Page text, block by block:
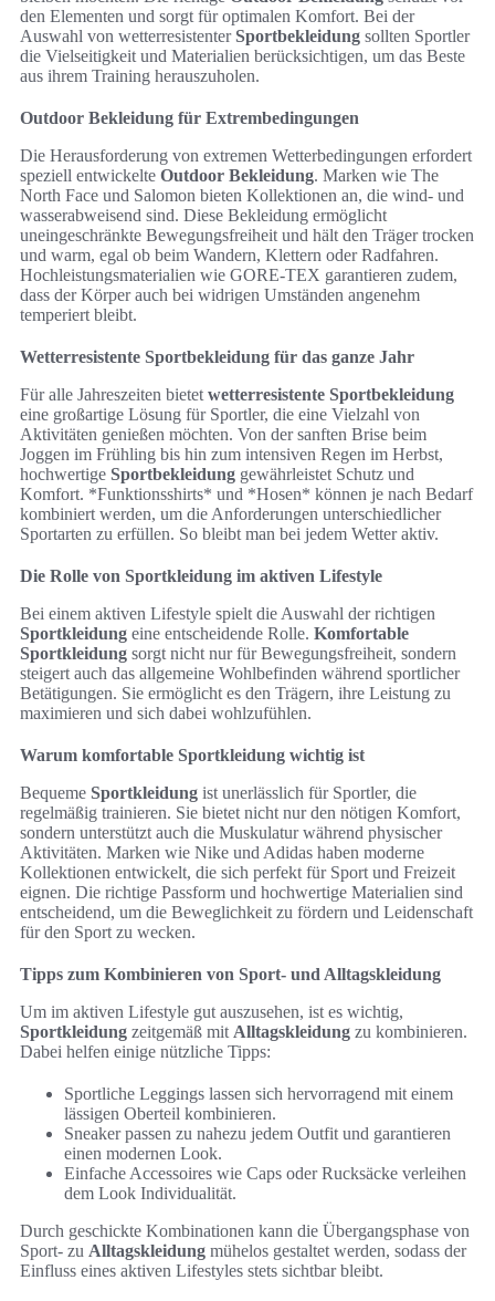
den Elementen und sorgt für optimalen Komfort. Bei der
Auswahl von wetterresistenterSportbekleidung sollten Sportler
die Vielseitigkeit und Materialien berücksichtigen, um das Beste
aus ihrem Training herauszuholen.
Outdoor Bekleidung für Extrembedingungen
Die Herausforderung von extremen Wetterbedingungen erfordert
speziell entwickelte Outdoor Bekleidung. Marken wie The
North Face und Salomon bieten Kollektionen an, die wind- und
wasserabweisend sind. Diese Bekleidung ermöglicht
uneingeschränkte Bewegungsfreiheit und hält den Träger trocken
und warm, egal ob beim Wandern, Klettern oder Radfahren.
Hochleistungsmaterialien wie GORE-TEX garantieren zudem,
dass der Körper auch bei widrigen Umständen angenehm
temperiert bleibt.
Wetterresistente Sportbekleidung für das ganze Jahr
Für alle Jahreszeiten bietet wetterresistente Sportbekleidung
eine großartige Lösung für Sportler, die eine Vielzahl von
Aktivitäten genießen möchten. Von der sanften Brise beim
Joggen im Frühling bis hin zum intensiven Regen im Herbst,
hochwertige Sportbekleidung gewährleistet Schutz und
Komfort. *Funktionsshirts* und *Hosen* können je nach Bedarf
kombiniert werden, um die Anforderungen unterschiedlicher
Sportarten zu erfüllen. So bleibt man bei jedem Wetter aktiv.
Die Rolle von Sportkleidung im aktiven Lifestyle
Bei einem aktiven Lifestyle spielt die Auswahl der richtigen
Sportkleidung eine entscheidende Rolle. Komfortable
Sportkleidung sorgt nicht nur für Bewegungsfreiheit, sondern
steigert auch das allgemeine Wohlbefinden während sportlicher
Betätigungen. Sie ermöglicht es den Trägern, ihre Leistung zu
maximieren und sich dabei wohlzufühlen.
Warum komfortable Sportkleidung wichtig ist
Bequeme Sportkleidung ist unerlässlich für Sportler, die
regelmäßig trainieren. Sie bietet nicht nur den nötigen Komfort,
sondern unterstützt auch die Muskulatur während physischer
Aktivitäten. Marken wie Nike und Adidas haben moderne
Kollektionen entwickelt, die sich perfekt für Sport und Freizeit
eignen. Die richtige Passform und hochwertige Materialien sind
entscheidend, um die Beweglichkeit zu fördern und Leidenschaft
für den Sport zu wecken.
Tipps zum Kombinieren von Sport- und Alltagskleidung
Um im aktiven Lifestyle gut auszusehen, ist es wichtig,
Sportkleidung zeitgemäß mit Alltagskleidung zu kombinieren.
Dabei helfen einige nützliche Tipps:
Sportliche Leggings lassen sich hervorragend mit einem
lässigen Oberteil kombinieren.
Sneaker passen zu nahezu jedem Outfit und garantieren
einen modernen Look.
Einfache Accessoires wie Caps oder Rucksäcke verleihen
dem Look Individualität.
Durch geschickte Kombinationen kann die Übergangsphase von
Sport- zu Alltagskleidung mühelos gestaltet werden, sodass der
Einfluss eines aktiven Lifestyles stets sichtbar bleibt.